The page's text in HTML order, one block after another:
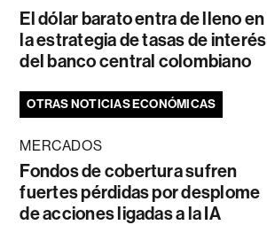
El dólar barato entra de lleno en
la estrategia de tasas de interés
del banco central colombiano
OTRAS NOTICIAS ECONÓMICAS
MERCADOS
Fondos de cobertura sufren
fuertes pérdidas por desplome
de acciones ligadas a la IA